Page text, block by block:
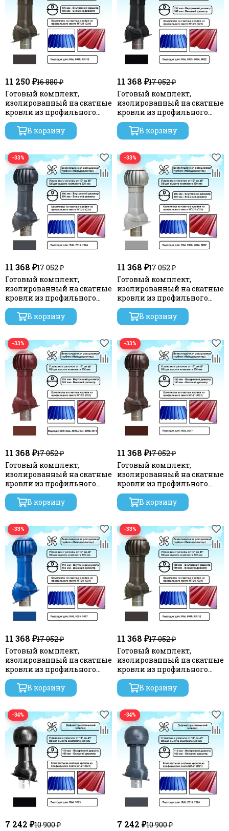
11 250 ₽16 880 ₽
Готовый комплект,
изолированный на скатные
кровли из профильного
листа МП-21 (С21) d 125/160
мм, цвет темно-
коричневый RAL 8019, RR 32,
В корзину
11 368 ₽17 052 ₽
Готовый комплект,
изолированный на скатные
кровли из профильного
листа МП-21 (С21) d 150/160
мм, цвет черный RAL 9005,
серия Twister
В корзину
−33%
11 368 ₽17 052 ₽
Готовый комплект,
изолированный на скатные
кровли из профильного
листа МП-21 (С21) d 150/160
мм, цвет серый графит RAL
7024, серия Twister
В корзину
−33%
11 368 ₽17 052 ₽
Готовый комплект,
изолированный на скатные
кровли из профильного
листа МП-21 (С21) d 150/160
мм, цвет серебристый RAL
9022, серия Twister
В корзину
−33%
11 368 ₽17 052 ₽
Готовый комплект,
изолированный на скатные
кровли из профильного
листа МП-21 (С21) d 150/160
мм, цвет бордовый RAL
3009, серия Twister
В корзину
−33%
11 368 ₽17 052 ₽
Готовый комплект,
изолированный на скатные
кровли из профильного
листа МП-21 (С21) d 150/160
мм, цвет коричневый RAL
8017, серия Twister
В корзину
−33%
11 368 ₽17 052 ₽
Готовый комплект,
изолированный на скатные
кровли из профильного
листа МП-21 (С21) d 150/160
мм, цвет синий RAL 5005,
серия Twister
В корзину
−33%
11 368 ₽17 052 ₽
Готовый комплект,
изолированный на скатные
кровли из профильного
листа МП-21 (С21) d 150/160
мм, цвет темно-
коричневый RAL 8019, RR 32,
В корзину
−34%
7 242 ₽10 900 ₽
−34%
7 242 ₽10 900 ₽